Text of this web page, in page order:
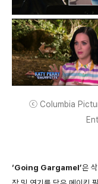
ⓒ Columbia
‘Going Gargamel’은